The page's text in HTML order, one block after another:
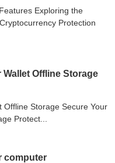
Exploring the
Protection
Offline Storage
Offline Storage Secure Your
Protect...
computer